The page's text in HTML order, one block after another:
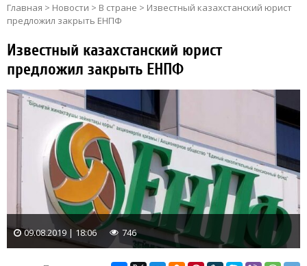
Главная > Новости > В стране > Известный казахстанский юрист
предложил закрыть ЕНПФ
Известный казахстанский юрист
предложил закрыть ЕНПФ
09.08.2019 | 18:06 746